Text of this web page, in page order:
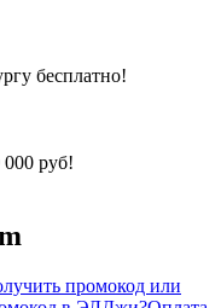
бесплатно!
000 руб!
промокод или